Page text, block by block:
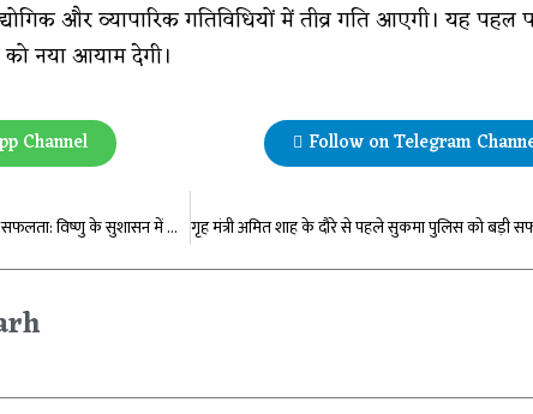
और व्यापारिक गतिविधियों में तीव्र गति आएगी। यह पहल
को नया आयाम देगी।
Channel Follow on Telegram
छत्तीसगढ़ को खनिज राजस्व में ऐतिहासिक सफलता: विष्णु के सुशासन में वित्तीय वर्ष 2024-25 में मिला 14,195 करोड़ का रिकॉर्ड खनिज राजस्व